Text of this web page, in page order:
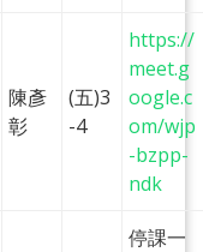
陳彥
彰
(五)3
-4
https://
meet.g
oogle.c
om/wjp
-bzpp-
ndk
停課一